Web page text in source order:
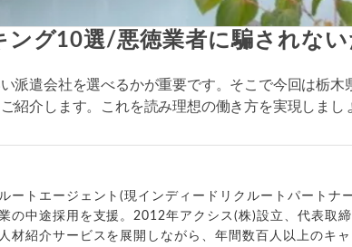
ング10選/悪徳業者に騙されな
派遣会社を選べるかが重要です。そこで今回は栃木
紹介します。これを読み理想の働き方を実現しまし
ートエージェント(現インディードリクルートパートナ
の中途採用を支援。2012年アクシス(株)設立、代表取
材紹介サービスを展開しながら、年間数百人以上のキ